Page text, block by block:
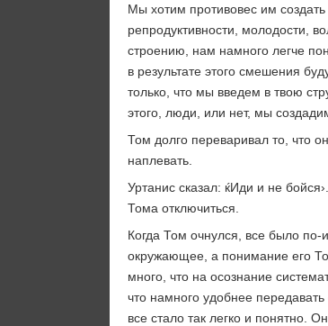
Мы хотим противовес им
репродуктивности, молодости,
строению, нам намного легче
в результате этого смешения
только, что мы введем в твою
этого, люди, или нет, мы
Том долго переваривал то, что
наплевать.
Уртанис сказал: ќИди и не
Тома отключиться.
Когда Том очнулся, все было
окружающее, а понимание его
много, что на осознание
что намного удобнее
все стало так легко и понятно.